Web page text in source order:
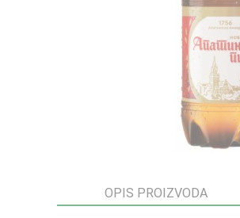
OPIS PROIZVODA